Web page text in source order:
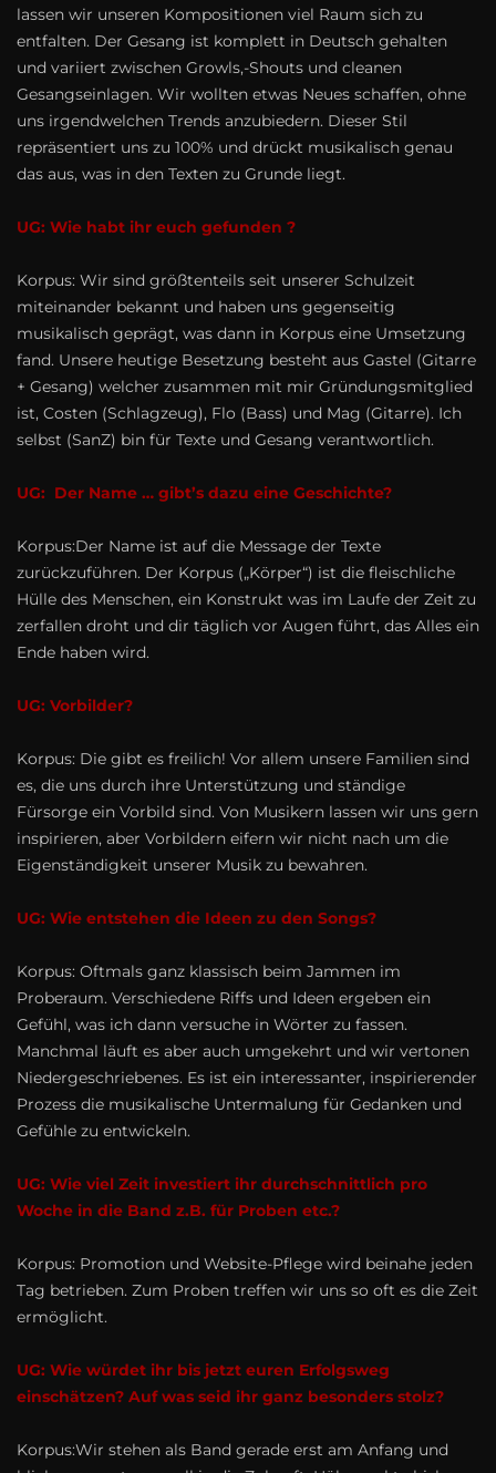
lassen wir unseren Kompositionen viel Raum sich zu
entfalten. Der Gesang ist komplett in Deutsch gehalten
und variiert zwischen Growls,-Shouts und cleanen
Gesangseinlagen. Wir wollten etwas Neues schaffen, ohne
uns irgendwelchen Trends anzubiedern. Dieser Stil
repräsentiert uns zu 100% und drückt musikalisch genau
das aus, was in den Texten zu Grunde liegt.
UG: Wie habt ihr euch gefunden ?
Korpus: Wir sind größtenteils seit unserer Schulzeit
miteinander bekannt und haben uns gegenseitig
musikalisch geprägt, was dann in Korpus eine Umsetzung
fand. Unsere heutige Besetzung besteht aus Gastel (Gitarre
+ Gesang) welcher zusam­men mit mir Gründungsmitglied
ist, Costen (Schlagzeug), Flo (Bass) und Mag (Gitarre). Ich
selbst (SanZ) bin für Texte und Gesang verantwortlich.
UG: Der Name … gibt’s dazu eine Geschichte?
Korpus:Der Name ist auf die Message der Texte
zurückzuführen. Der Korpus („Körper“) ist die fleischliche
Hülle des Menschen, ein Konstrukt was im Laufe der Zeit zu
zerfallen droht und dir täglich vor Augen führt, das Alles ein
Ende haben wird.
UG: Vorbilder?
Korpus: Die gibt es freilich! Vor allem unsere Familien sind
es, die uns durch ihre Unterstützung und ständige
Fürsorge ein Vorbild sind. Von Musikern lassen wir uns gern
inspirieren, aber Vorbildern eifern wir nicht nach um die
Eigenständigkeit unserer Musik zu bewahren.
UG: Wie entstehen die Ideen zu den Songs?
Korpus: Oftmals ganz klassisch beim Jammen im
Proberaum. Verschiedene Riffs und Ideen ergeben ein
Gefühl, was ich dann versuche in Wörter zu fassen.
Manchmal läuft es aber auch umgekehrt und wir vertonen
Niedergeschriebenes. Es ist ein interessanter, inspirierender
Prozess die musikalische Untermalung für Gedanken und
Gefühle zu entwickeln.
UG: Wie viel Zeit investiert ihr durchschnittlich pro
Woche in die Band z.B. für Proben etc.?
Korpus: Promotion und Website-Pflege wird beinahe jeden
Tag betrieben. Zum Proben treffen wir uns so oft es die Zeit
ermöglicht.
UG: Wie würdet ihr bis jetzt euren Erfolgsweg
einschätzen? Auf was seid ihr ganz besonders stolz?
Korpus:Wir stehen als Band gerade erst am Anfang und